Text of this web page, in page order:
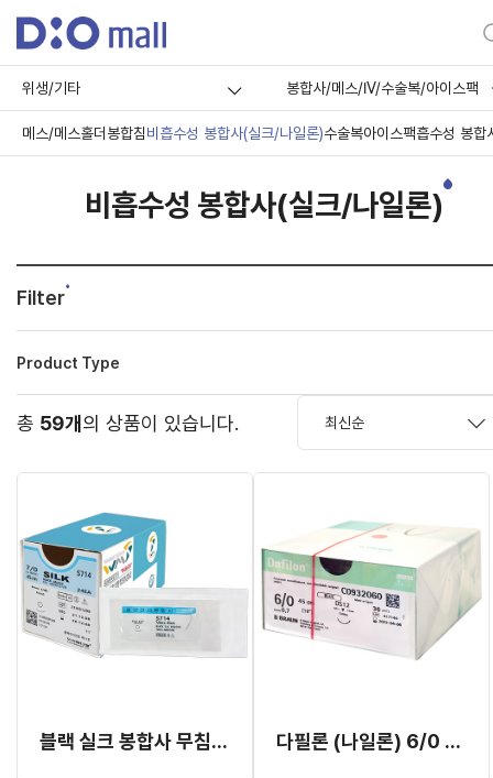
위생/기타 봉합사/메스/IV/수술복/아이스팩
메스/메스홀더 봉합침비흡수성 봉합사(실크/나일론)수술복아이스팩흡수성 봉합
비흡수성 봉합사(실크/나일론)
Filter
Product Type
총 59개의 상품이 있습니다.
블랙 실크 봉합사 무침 4/0 NS2117 (60cm x 12) 다필론 (나일론) 6/0 DS12 (12mm)